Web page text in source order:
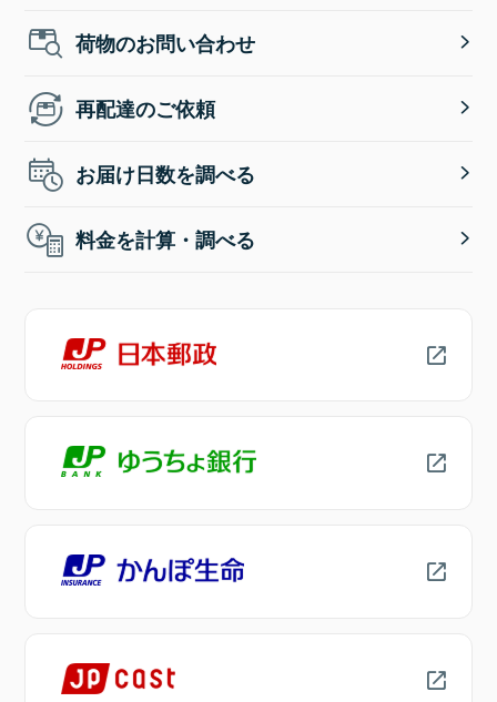
荷物のお問い合わせ
再配達のご依頼
お届け日数を調べる
料金を計算・調べる